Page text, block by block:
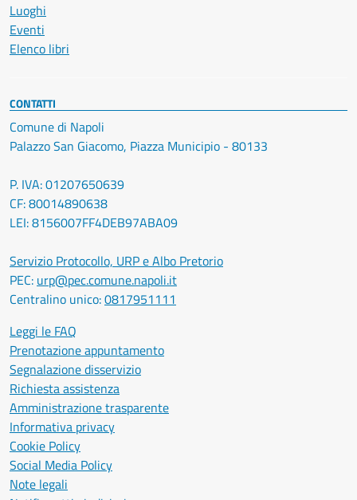
Luoghi
Eventi
Elenco libri
CONTATTI
Comune di Napoli
Palazzo San Giacomo, Piazza Municipio - 80133
P. IVA: 01207650639
CF: 80014890638
LEI: 8156007FF4DEB97ABA09
Servizio Protocollo, URP e Albo Pretorio
PEC: urp@pec.comune.napoli.it
Centralino unico:0817951111
Leggi le FAQ
Prenotazione appuntamento
Segnalazione disservizio
Richiesta assistenza
Amministrazione trasparente
Informativa privacy
Cookie Policy
Social Media Policy
Note legali